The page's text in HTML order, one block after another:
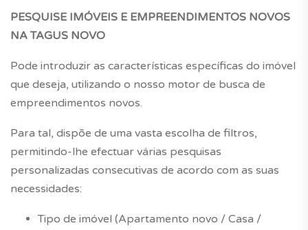
PESQUISE IMÓVEIS E EMPREENDIMENTOS NOVOS
NA TAGUS NOVO
Pode introduzir as características específicas do imóvel
que deseja, utilizando o nosso motor de busca de
empreendimentos novos.
Para tal, dispõe de uma vasta escolha de filtros,
permitindo-lhe efectuar várias pesquisas
personalizadas consecutivas de acordo com as suas
necessidades:
Tipo de imóvel (Apartamento novo / Casa /